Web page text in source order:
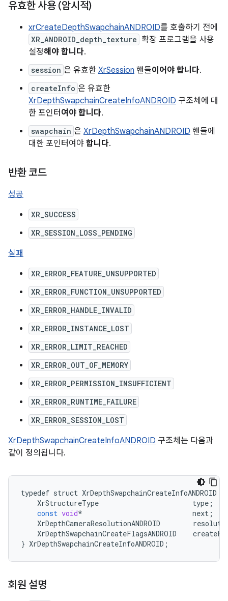
유효한 사용 (암시적)
xrCreateDepthSwapchainANDROID를 호출하기 전에
XR_ANDROID_depth_texture 확장 프로그램을 사용
설정해야 합니다.
session 은 유효한 XrSession 핸들이어야 합니다.
createInfo 은 유효한
XrDepthSwapchainCreateInfoANDROID 구조체에 대
한 포인터 여야 합니다.
swapchain 은 XrDepthSwapchainANDROID 핸들에
대한 포인터여야 합니다.
반환 코드
성공
XR_SUCCESS
XR_SESSION_LOSS_PENDING
실패
XR_ERROR_FEATURE_UNSUPPORTED
XR_ERROR_FUNCTION_UNSUPPORTED
XR_ERROR_HANDLE_INVALID
XR_ERROR_INSTANCE_LOST
XR_ERROR_LIMIT_REACHED
XR_ERROR_OUT_OF_MEMORY
XR_ERROR_PERMISSION_INSUFFICIENT
XR_ERROR_RUNTIME_FAILURE
XR_ERROR_SESSION_LOST
XrDepthSwapchainCreateInfoANDROID 구조체는 다음과
같이 정의됩니다.
typedef struct XrDepthSwapchainCreateInfoANDROID
XrStructureType
type ;
const void* next ;
XrDepthCameraResolutionANDROID
XrDepthSwapchainCreateFlagsANDROID
} XrDepthSwapchainCreateInfoANDROID ;
회원 설명